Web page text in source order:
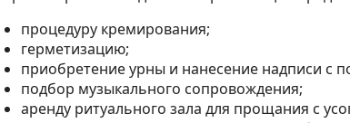
процедуру кремирования;
герметизацию;
приобретение урны и нанесение надписи с
подбор музыкального сопровождения;
аренду ритуального зала для прощания с